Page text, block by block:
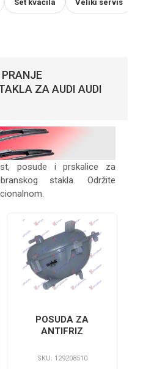
Set kvačila Veliki servis
ZA AUDI AUDI
posude i prskalice za
stakla. Održite
POSUDA ZA
ANTIFRIZ
SKU: 129208510